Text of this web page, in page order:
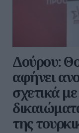
Δούρου:
αφήνει
σχετικά
της